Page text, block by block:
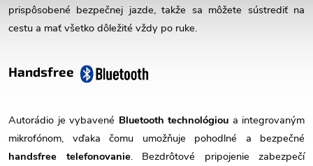
prispôsobené bezpečnej jazde, takže sa môžete sústrediť na
cestu a mať všetko dôležité vždy po ruke.
Handsfree
Autorádio je vybavené Bluetooth technológiou a integrovaným
mikrofónom, vďaka čomu umožňuje pohodlné a bezpečné
handsfree telefonovanie. Bezdrôtové pripojenie zabezpečí